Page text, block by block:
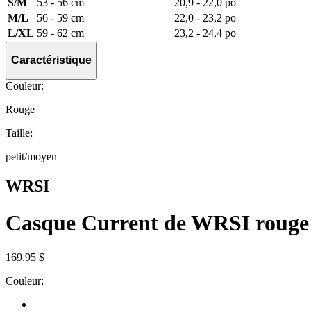
M/L
56 - 59 cm
22,0 - 23,2 po
L/XL 59 - 62 cm 23,2 - 24,4 po
Caractéristique
Couleur:
Rouge
Taille:
petit/moyen
WRSI
Casque Current de WRSI
169.95 $
Couleur: